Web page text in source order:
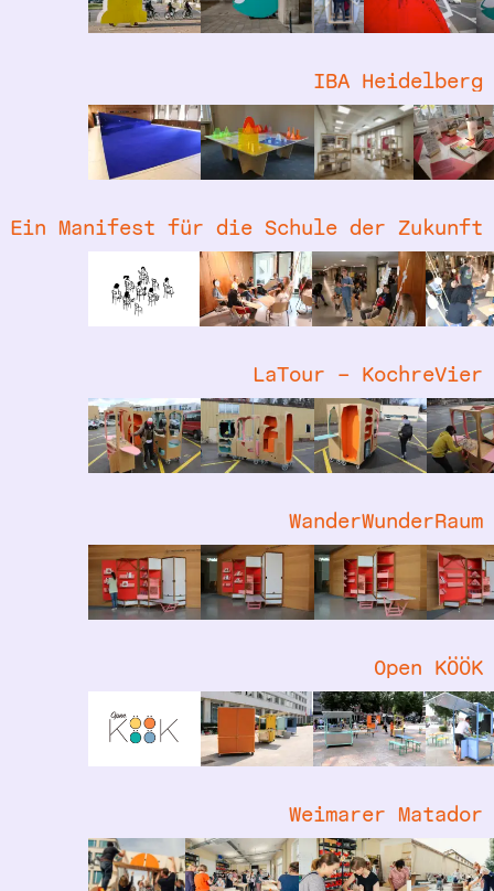
IBA Heidelberg
Ein Manifest für die Schule der Zukunft
LaTour – KochreVier
WanderWunderRaum
Open KÖÖK
Weimarer Matador